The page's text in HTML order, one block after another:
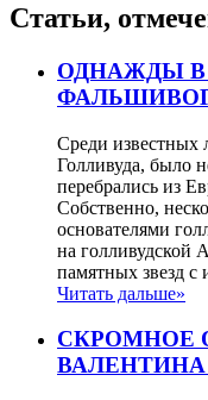
Статьи,
ОДНАЖДЫ В
Среди известных
Голливуда, было
перебрались из
Собственно,
основателями
на голливудской
памятных звезд
Читать дальше»
СКРОМНОЕ
ВАЛЕНТИНА